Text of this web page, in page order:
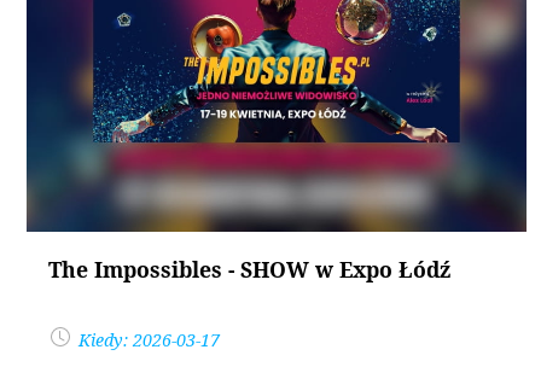
The Impossibles - SHOW w Expo Łódź
Kiedy: 2026-03-17